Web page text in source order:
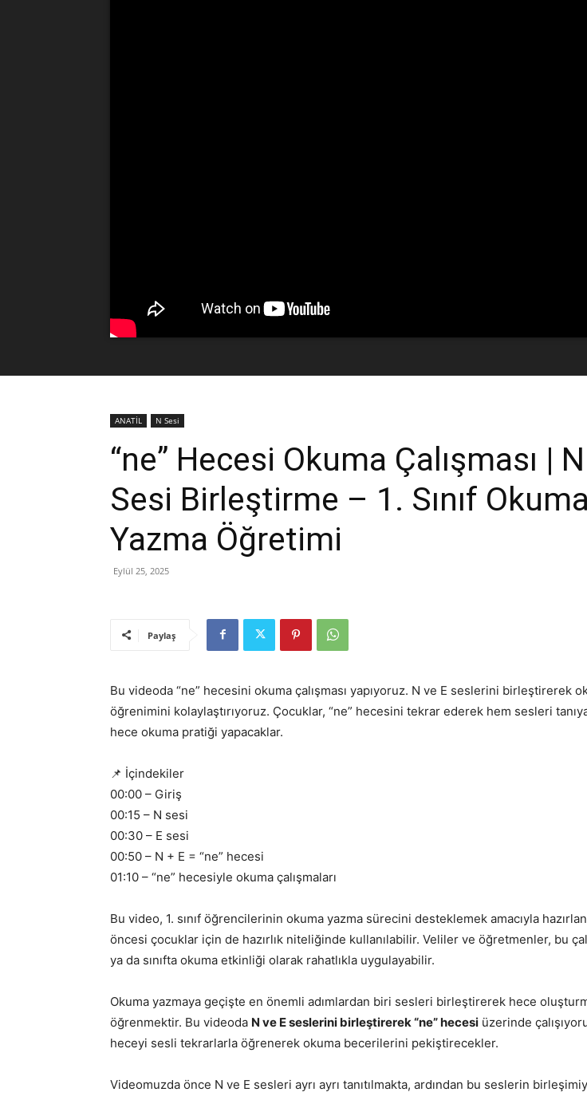
ANATİL N Sesi
“ne” Hecesi Okuma Çalışması |
Sesi Birleştirme – 1. Sınıf Okuma
Yazma Öğretimi
Eylül 25, 2025
Paylaş
Bu videoda “ne” hecesini okuma çalışması yapıyoruz. N ve E seslerini birleştirerek
öğrenimini kolaylaştırıyoruz. Çocuklar, “ne” hecesini tekrar ederek hem sesleri
hece okuma pratiği yapacaklar.
📌 İçindekiler
00:00 – Giriş
00:15 – N sesi
00:30 – E sesi
00:50 – N + E = “ne” hecesi
01:10 – “ne” hecesiyle okuma çalışmaları
Bu video, 1. sınıf öğrencilerinin okuma yazma sürecini desteklemek amacıyla
öncesi çocuklar için de hazırlık niteliğinde kullanılabilir. Veliler ve öğretmenler, bu
ya da sınıfta okuma etkinliği olarak rahatlıkla uygulayabilir.
Okuma yazmaya geçişte en önemli adımlardan biri sesleri birleştirerek hece
öğrenmektir. Bu videoda N ve E seslerini birleştirerek “ne” hecesi üzerinde
heceyi sesli tekrarlarla öğrenerek okuma becerilerini pekiştirecekler.
Videomuzda önce N ve E sesleri ayrı ayrı tanıtılmakta, ardından bu seslerin